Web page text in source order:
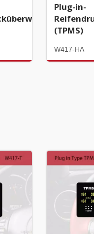
Plug-in-
(TPMS)
W417-HA